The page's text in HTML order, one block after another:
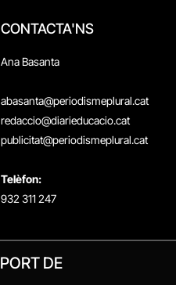
CONTACTA'NS
Ana Basanta
abasanta@periodismeplural.cat
redaccio@diarieducacio.cat
publicitat@periodismeplural.cat
Telèfon:
932 311 247
DE